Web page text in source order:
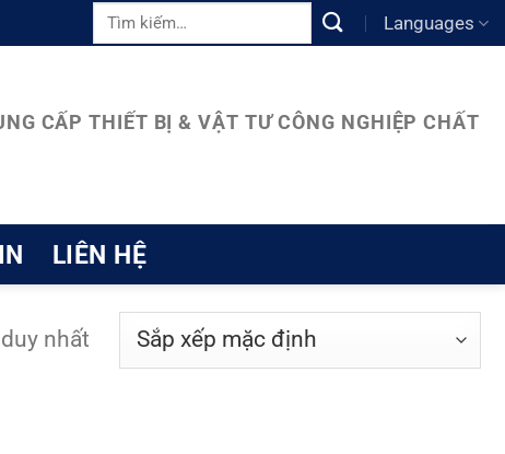
Tìm
Languages
CẤP THIẾT BỊ & VẬT TƯ CÔNG NGHIỆP CHẤT
LIÊN HỆ
nhất